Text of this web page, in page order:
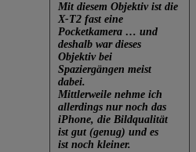
Mit diesem Objektiv ist die
X-T2 fast eine
Pocketkamera … und
deshalb war dieses
Objektiv bei
Spaziergängen meist
dabei.
Mittlerweile nehme ich
allerdings nur noch das
iPhone, die Bildqualität
ist gut (genug) und es
ist noch kleiner.